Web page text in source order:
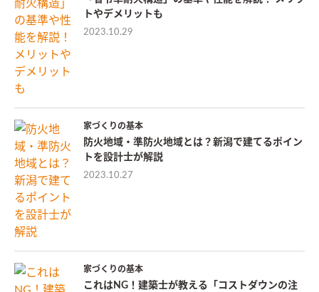
トやデメリットも
2023.10.29
家づくりの基本
防火地域・準防火地域とは？新潟で建てるポイン
トを設計士が解説
2023.10.27
家づくりの基本
これはNG！建築士が教える「コストダウンの注